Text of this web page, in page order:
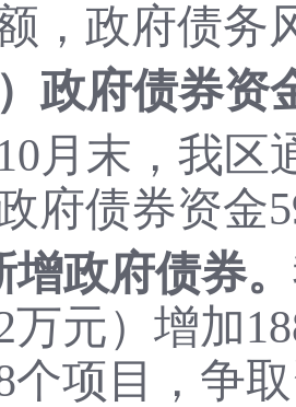
，政府债务
）政府债券资
月末，我区
府债券资金
增政府债券。
万元）增加
个项目，争